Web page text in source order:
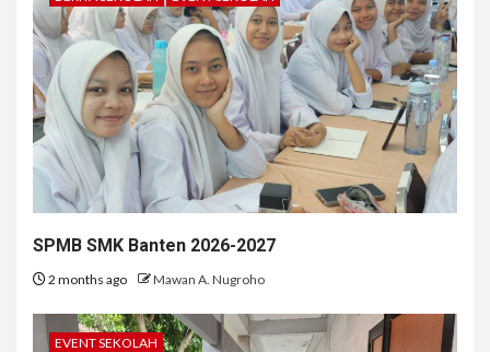
SPMB SMK Banten 2026-2027
2 months ago Mawan A. Nugroho
EVENT SEKOLAH